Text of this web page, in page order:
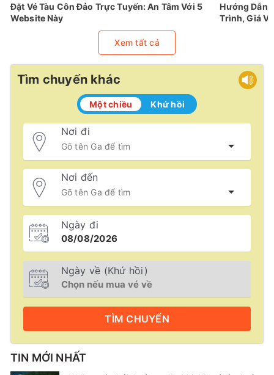
Đặt Vé Tàu Côn Đảo Trực Tuyến: An Tâm Với 5
Website Này
Hướng Dẫn
Trình, Giá Vé
Xem tất cả
Tìm chuyến khác
Một chiều Khứ hồi
Nơi đi
Nơi đến
Ngày đi
Ngày về (Khứ hồi)
TÌM CHUYẾN
TIN MỚI NHẤT